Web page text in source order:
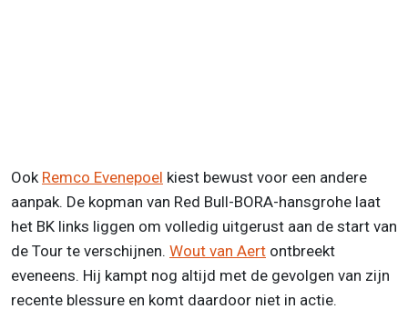
Ook Remco Evenepoel kiest bewust voor een andere
aanpak. De kopman van Red Bull-BORA-hansgrohe laat
het BK links liggen om volledig uitgerust aan de start van
de Tour te verschijnen. Wout van Aert ontbreekt
eveneens. Hij kampt nog altijd met de gevolgen van zijn
recente blessure en komt daardoor niet in actie.